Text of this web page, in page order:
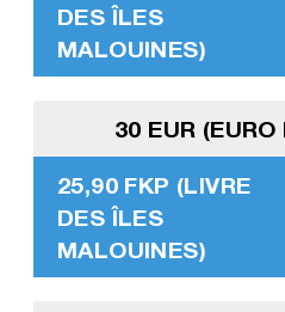
DES ÎLES
MALOUINES)
30 EUR (EURO
25,90 FKP (LIVRE
DES ÎLES
MALOUINES)